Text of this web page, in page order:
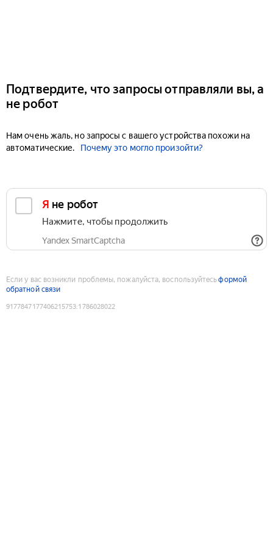
Подтвердите, что запросы отправляли вы, а
не робот
Нам очень жаль, но запросы с вашего устройства похожи на
автоматические.
Почему это могло произойти?
Я не робот
Нажмите, чтобы продолжить
Yandex SmartCaptcha
Если у вас возникли проблемы, пожалуйста, воспользуйтесьформой
обратной связи
9177847177406215753:1786028022